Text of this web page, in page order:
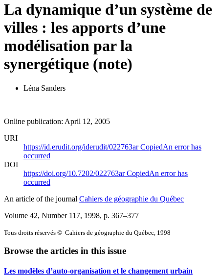
La dynamique d’un système de
villes : les apports d’une
modélisation par la
synergétique (note)
Léna Sanders
Online publication: April 12, 2005
URI
https://id.erudit.org/iderudit/022763arCopiedAn error has
occurred
DOI
https://doi.org/10.7202/022763arCopiedAn error has
occurred
An article of the journal Cahiers de géographie du Québec
Volume 42, Number 117, 1998, p. 367–377
Tous droits réservés © Cahiers de géographie du Québec, 1998
Browse the articles in this issue
Les modèles d’auto-organisation et le changement urbain